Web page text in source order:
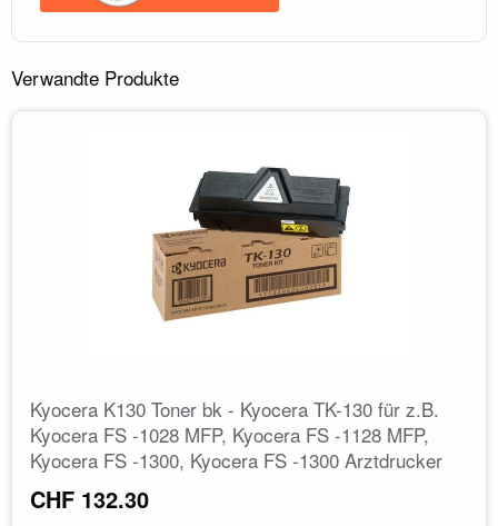
Verwandte Produkte
Kyocera K130 Toner bk - Kyocera TK-130 für z.B.
Kyocera FS -1028 MFP, Kyocera FS -1128 MFP,
Kyocera FS -1300, Kyocera FS -1300 Arztdrucker
CHF 132.30